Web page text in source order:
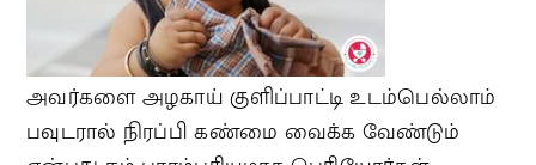
அவர்களை அழகாய் குளிப்பாட்டி உடம்பெல்லாம்
பவுடரால் நிரப்பி கண்மை வைக்க வேண்டும்